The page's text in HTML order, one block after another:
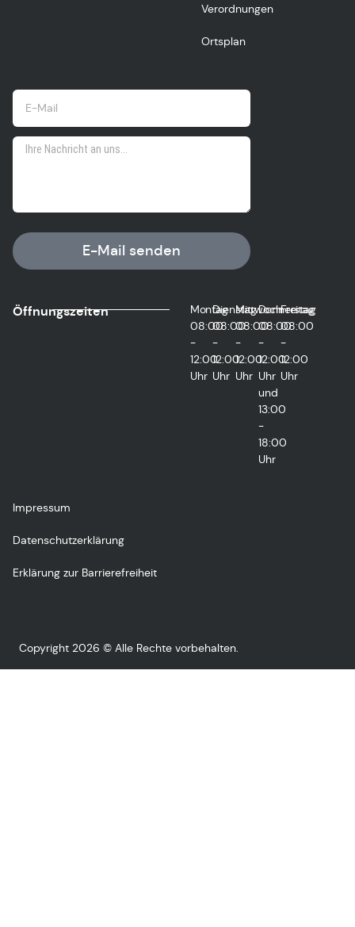
Verordnungen
Ortsplan
E-Mail senden
Öffnungszeiten
Montag
08:00
-
12:00
Uhr
Dienstag
08:00
-
12:00
Uhr
Mittwoch
08:00
-
12:00
Uhr
Donnerstag
08:00
-
12:00
Uhr
und
13:00
-
18:00
Uhr
Freitag
08:00
-
12:00
Uhr
Impressum
Datenschutzerklärung
Erklärung zur Barrierefreiheit
Copyright 2026 © Alle Rechte vorbehalten.